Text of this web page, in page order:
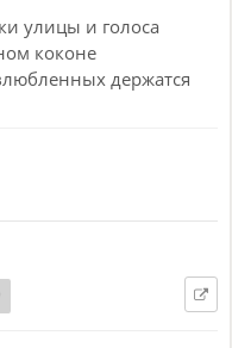
улицы и голоса
коконе
держатся